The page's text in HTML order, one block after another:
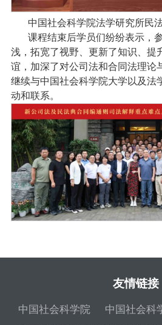
中国社会科学院法学研究所民
课程结束后学员们纷纷表示，
浅，拓宽了视野、更新了知识、提
谊，加深了对公司法和合同法理论
继续与中国社会科学院大学以及法
动和联系。
友情链接
中国社会科学院
中国社会科